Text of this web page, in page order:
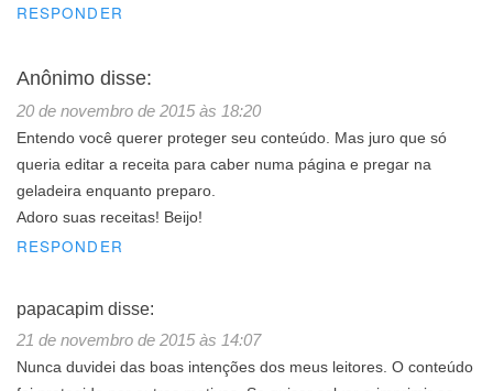
RESPONDER
Anônimo disse:
20 de novembro de 2015 às 18:20
Entendo você querer proteger seu conteúdo. Mas juro que só
queria editar a receita para caber numa página e pregar na
geladeira enquanto preparo.
Adoro suas receitas! Beijo!
RESPONDER
papacapim disse:
21 de novembro de 2015 às 14:07
Nunca duvidei das boas intenções dos meus leitores. O conteúdo